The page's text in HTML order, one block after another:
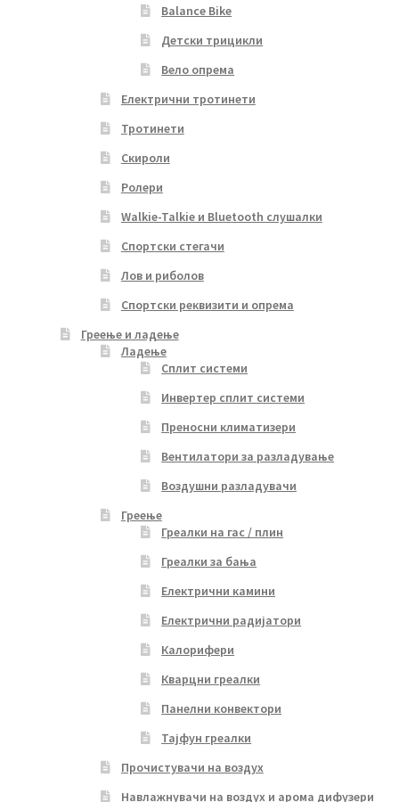
Balance Bike
Детски трицикли
Вело опрема
Електрични тротинети
Тротинети
Скироли
Ролери
Walkie-Talkie и Bluetooth слушалки
Спортски стегачи
Лов и риболов
Спортски реквизити и опрема
Греење и ладење
Ладење
Сплит системи
Инвертер сплит системи
Преносни климатизери
Вентилатори за разладување
Воздушни разладувачи
Греење
Греалки на гас / плин
Греалки за бања
Електрични камини
Електрични радијатори
Калорифери
Кварцни греалки
Панелни конвектори
Тајфун греалки
Прочистувачи на воздух
Навлажнувачи на воздух и арома дифузери